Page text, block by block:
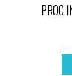
PROC